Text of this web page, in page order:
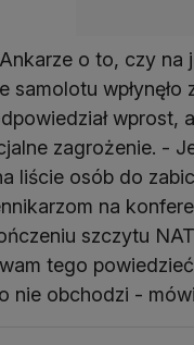
o to, czy na
samolotu wpłynęło
wprost,
zagrożenie. -
liście osób do
na
szczytu
tego
nie obchodzi -